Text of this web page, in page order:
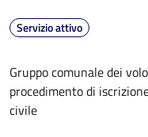
Servizio attivo
Gruppo comunale dei
procedimento di
civile